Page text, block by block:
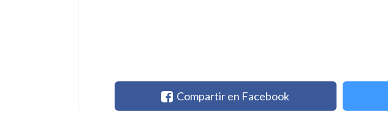
Compartir en Facebook